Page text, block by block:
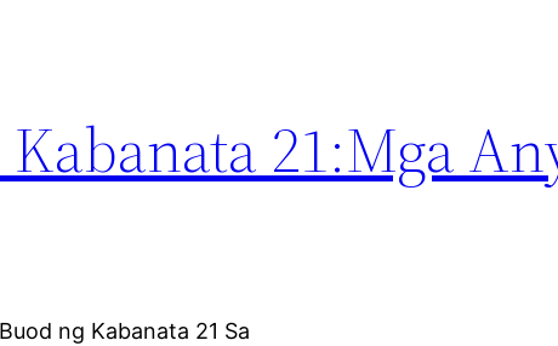
21:Mga
ng Kabanata 21 Sa